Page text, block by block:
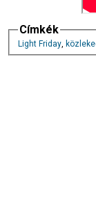
Címkék
Light Friday,